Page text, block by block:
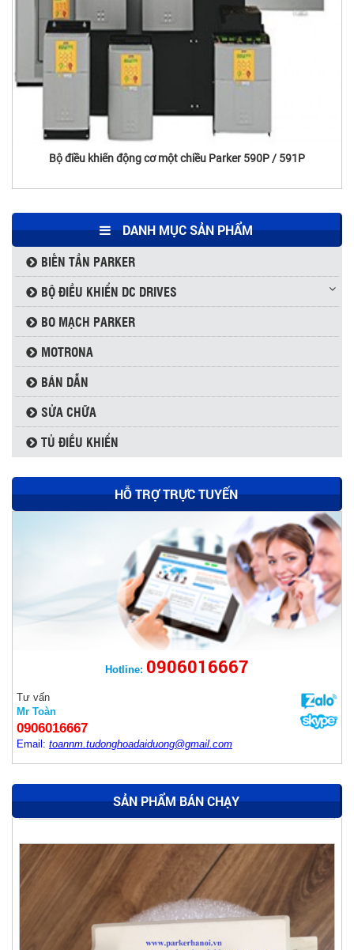
Bộ điều khiển động cơ một chiều Parker 590P / 591P
DANH MỤC SẢN PHẨM
BIẾN TẦN PARKER
BỘ ĐIỀU KHIỂN DC DRIVES
BO MẠCH PARKER
MOTRONA
BÁN DẪN
SỬA CHỮA
TỦ ĐIỀU KHIỂN
HỖ TRỢ TRỰC TUYẾN
Hotline: 0906016667
Tư vấn
Mr Toàn
0906016667
Email: toannm.tudonghoadaiduong@gmail.com
SẢN PHẨM BÁN CHẠY
BIẾN TẦN PARKER AC10
Thyristor Powerex USA LD431650